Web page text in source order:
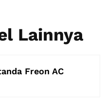
Lainnya
Freon AC